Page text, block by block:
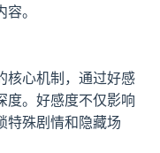
。
核心机制，通过好感
度。好感度不仅影响
特殊剧情和隐藏场